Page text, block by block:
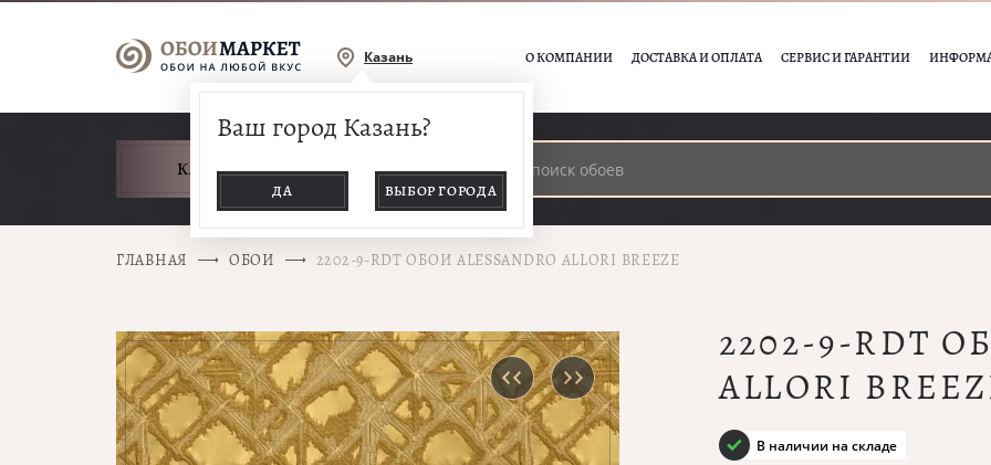
Казань О КОМПАНИИ ДОСТАВКА И ОПЛАТА СЕРВИС И ГАРАНТИИ
Ваш город Казань?
ДА ВЫБОР ГОРОДА
КАТАЛОГ ТОВАРОВ
ГЛАВНАЯ ОБОИ 2202-9-RDT ОБОИ ALESSANDRO ALLORI BREEZE
2202-9-RDT
ALLORI
В наличии на складе